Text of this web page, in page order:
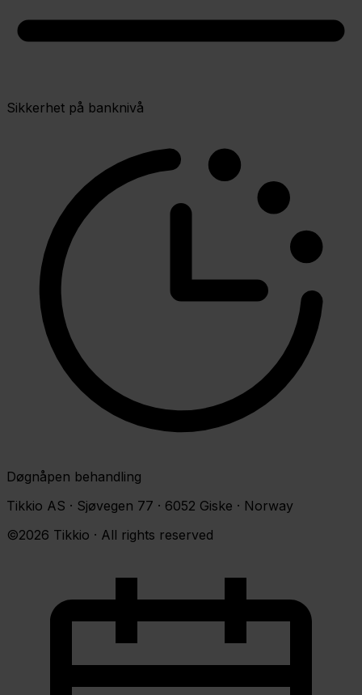
Sikkerhet på banknivå
Døgnåpen behandling
Tikkio AS · Sjøvegen 77 · 6052 Giske · Norway
©2026 Tikkio · All rights reserved